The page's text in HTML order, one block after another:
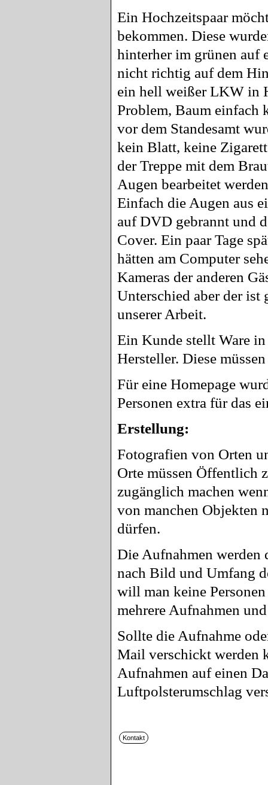
Ein Hochzeitspaar
bekommen. Diese
hinterher im grünen auf
nicht richtig auf dem
ein hell weißer LKW in
Problem, Baum einfach
vor dem Standesamt
kein Blatt, keine
der Treppe mit dem
Augen bearbeitet
Einfach die Augen aus
auf DVD gebrannt und
Cover. Ein paar Tage
hätten am Computer
Kameras der anderen
Unterschied aber der ist
unserer Arbeit.
Ein Kunde stellt Ware
Hersteller. Diese
Für eine Homepage
Personen extra für das
Erstellung:
Fotografien von Orten
Orte müssen Öffentlich
zugänglich machen
von manchen Objekten
dürfen.
Die Aufnahmen werden
nach Bild und Umfang
will man keine
mehrere Aufnahmen
Sollte die Aufnahme
Mail verschickt werden
Aufnahmen auf einen
Luftpolsterumschlag